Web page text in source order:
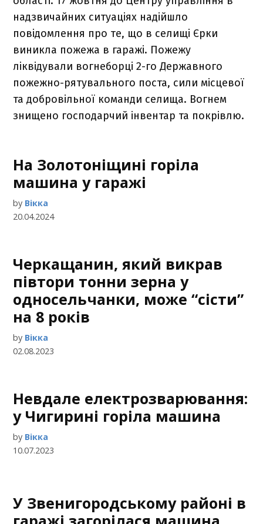
надзвичайних ситуаціях надійшло
повідомлення про те, що в селищі Єрки
виникла пожежа в гаражі. Пожежу
ліквідували вогнеборці 2-го Державного
пожежно-рятувального поста, сили місцевої
та добровільної команди селища. Вогнем
знищено господарчий інвентар та покрівлю.
На Золотоніщині горіла
машина у гаражі
by Вікка
20.04.2024
Черкащанин, який викрав
півтори тонни зерна у
односельчанки, може “сісти”
на 8 років
by Вікка
02.08.2023
Невдале електрозварювання:
у Чигирині горіла машина
by Вікка
10.07.2023
У Звенигородському районі в